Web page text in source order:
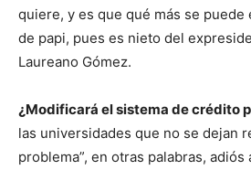
quiere, y es que qué más se
de papi, pues es nieto del
Laureano Gómez.
¿Modificará el sistema de crédito
las universidades que no se dejan
problema”, en otras palabras, adiós